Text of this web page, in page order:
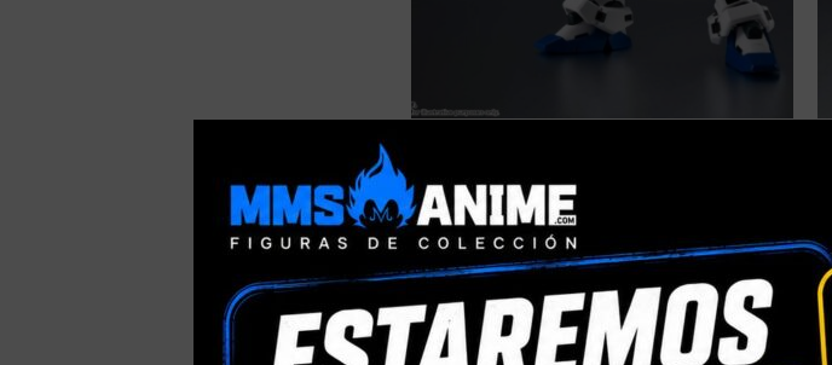
GUNDAM ROBOT SPIRITS RX-78GP03S
GUNDAM VER A.N.I.M.E. – 13 CM
56,90€